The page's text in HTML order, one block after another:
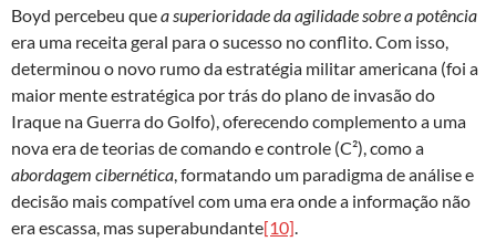
Boyd percebeu quea superioridade da agilidade sobre a potência
era uma receita geral para o sucesso no conflito. Com isso,
determinou o novo rumo da estratégia militar americana (foi a
maior mente estratégica por trás do plano de invasão do
Iraque na Guerra do Golfo), oferecendo complemento a uma
nova era de teorias de comando e controle (C²), como a
abordagem cibernética, formatando um paradigma de análise e
decisão mais compatível com uma era onde a informação não
era escassa, mas superabundante[10].